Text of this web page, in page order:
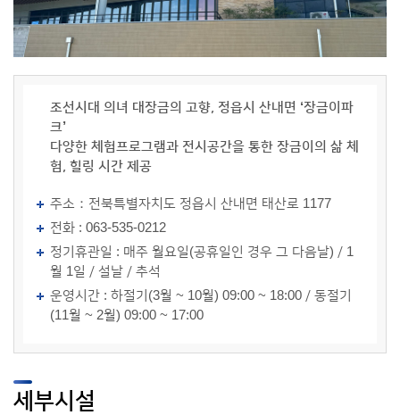
조선시대 의녀 대장금의 고향, 정읍시 산내면 ‘장금이파
크’
다양한 체험프로그램과 전시공간을 통한 장금이의 삶 체
험, 힐링 시간 제공
주소：전북특별자치도 정읍시 산내면 태산로 1177
전화 : 063-535-0212
정기휴관일 : 매주 월요일(공휴일인 경우 그 다음날) / 1
월 1일 / 설날 / 추석
운영시간 : 하절기(3월 ~ 10월) 09:00 ~ 18:00 / 동절기
(11월 ~ 2월) 09:00 ~ 17:00
세부시설